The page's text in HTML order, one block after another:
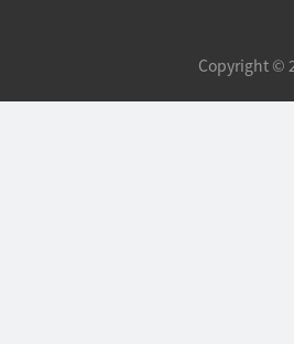
Copyright ©